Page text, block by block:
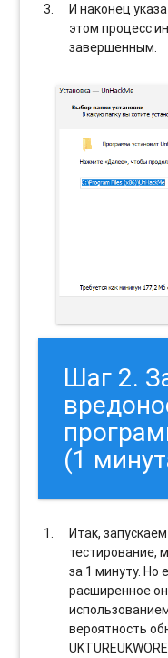
И наконец
этом процесс
завершенным.
Шаг 2.
(1
Итак,
тестирование,
за 1 минуту. Но
расширенное
вероятность